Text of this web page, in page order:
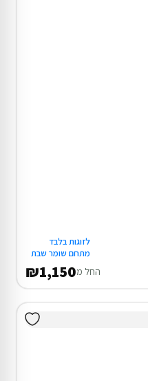
לזוגות בלבד
מתחם שומר שבת
החל מ₪1,150